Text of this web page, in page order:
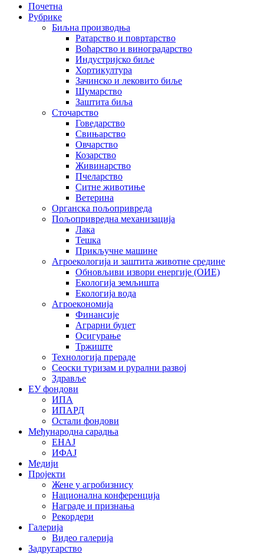
Почетна
Рубрике
Биљна производња
Ратарство и повртарство
Воћарство и виноградарство
Индустријско биље
Хортикултура
Зачинско и лековито биље
Шумарство
Заштита биља
Сточарство
Говедарство
Свињарство
Овчарство
Козарство
Живинарство
Пчеларство
Ситне животиње
Ветерина
Органска пољопривреда
Пољопривредна механизација
Лака
Тешка
Прикључне машине
Агроекологија и заштита животне средине
Обновљиви извори енергије (ОИЕ)
Екологија земљишта
Екологија вода
Агроекономија
Финансије
Аграрни буџет
Осигурање
Тржиште
Технологија прераде
Сеоски туризам и рурални развој
Здравље
ЕУ фондови
ИПА
ИПАРД
Остали фондови
Међународна сарадња
ЕНАЈ
ИФАЈ
Медији
Пројекти
Жене у агробизнису
Национална конференција
Награде и признања
Рекордери
Галерија
Видео галерија
Задругарство